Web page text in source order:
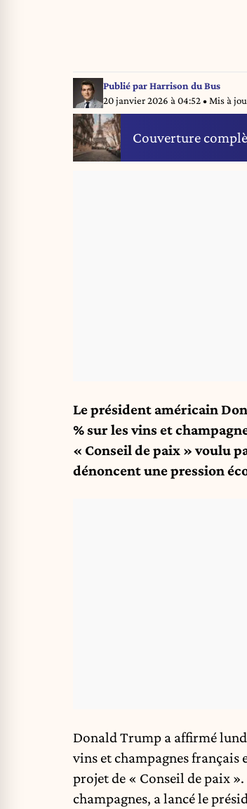
Publié parHarrison du Bus
20 janvier 2026 à 04:52• Mis à
Couverture
Le président américain
% sur les vins et
« Conseil de paix » voulu
dénoncent une pression
Donald Trump a affirmé
vins et champagnes français
projet de « Conseil de paix
champagnes, a lancé le